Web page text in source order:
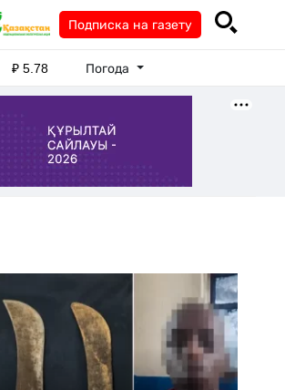
Подписка на газету
₽5.78 Погода